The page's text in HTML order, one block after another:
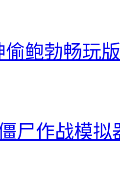
偷鲍勃畅玩
尸作战模拟